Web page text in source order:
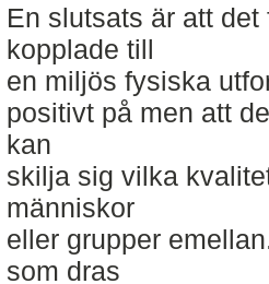
En slutsats är att
kopplade till
en miljös fysiska
positivt på men att
kan
skilja sig vilka
människor
eller grupper
som dras